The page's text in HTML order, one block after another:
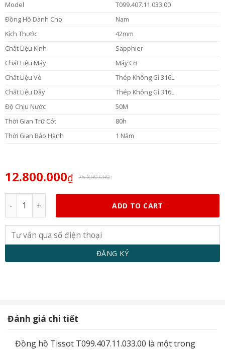
Model
T099.407.11.033.00
Đồng Hồ Dành Cho
Nam
Kích Thước
42mm
Chất Liệu Kính
Sapphier
Chất Liệu Máy
Máy Cơ
Chất Liệu Vỏ
Thép Không Gỉ 316L
Chất Liệu Dây
Thép Không Gỉ 316L
Độ Chịu Nước
50M
Thời Gian Trữ Cót
80h
Thời Gian Bảo Hành
1 Năm
12.800.000₫ 25.800.000₫
ADD TO CART
Đánh giá chi tiết
Đồng hồ Tissot T099.407.11.033.00 là một trong